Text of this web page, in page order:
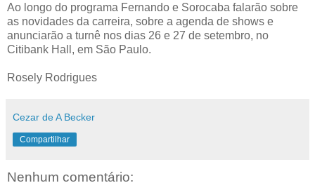
Ao longo do programa Fernando e Sorocaba falarão sobre
as novidades da carreira, sobre a agenda de shows e
anunciarão a turnê nos dias 26 e 27 de setembro, no
Citibank Hall, em São Paulo.
Rosely Rodrigues
Cezar de A Becker
Compartilhar
Nenhum comentário: